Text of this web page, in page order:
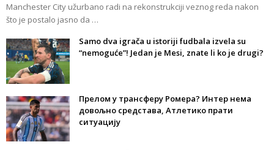
Manchester City užurbano radi na rekonstrukciji veznog reda nakon
što je postalo jasno da …
Samo dva igrača u istoriji fudbala izvela su
“nemoguće”! Jedan je Mesi, znate li ko je drugi?
Прелом у трансферу Ромера? Интер нема
довољно средстава, Атлетико прати
ситуацију